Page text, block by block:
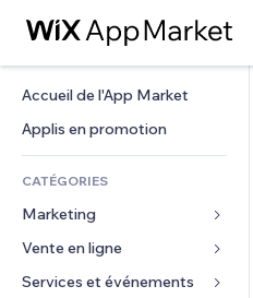
Accueil de l'App Market
Applis en promotion
CATÉGORIES
Marketing
Publicités
Mobile
Vente en ligne
Applis pour les boutiques
Services et événements